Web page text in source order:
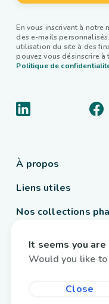
En vous inscrivant à notre
des e-mails
utilisation du site à des
pouvez vous désinscrire
Politique de
À propos
Liens utiles
Nos collections
France / Français
It seems you
Would you like
Close